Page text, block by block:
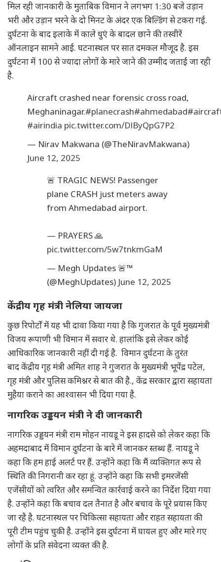
मिल रही जानकारी के मुताबिक विमान ने लगभग 1:30 बजे उड़ान
भरी और उड़ान भरने के दो मिनट के अंदर एक बिल्डिंग से टकरा गई.
दुर्घटना के बाद इलाके में काले धुएं के बादल छाने की तस्वीरें
ऑनलाइन सामने आईं. घटनास्थल पर सात दमकल मौजूद है. इस
दुर्घटना में 100 से ज्यादा लोगों के मारे जाने की उम्मीद जताई जा रही
है.
Aircraft crashed near forensic cross road,
Meghaninagar.#planecrash#ahmedabad
#airindia pic.twitter.com/DlByQpG7P2
— Nirav Makwana (@TheNiravMakwana)
June 12, 2025
🚨 TRAGIC NEWS! Passenger
plane CRASH just meters away
from Ahmedabad airport.
— PRAYERS 🙏
pic.twitter.com/5w7tnkmGaM
— Megh Updates 🚨™
(@MeghUpdates) June 12, 2025
केंद्रीय गृह मंत्री नेलिया जायजा
कुछ रिपोर्टों में यह भी दावा किया गया है कि गुजरात के पूर्व मुख्यमंत्री
विजय रूपाणी भी विमान में सवार थे. हालांकि इसे लेकर कोई
आधिकारिक जानकारी नहीं दी गई है. विमान दुर्घटना के तुरंत
बाद केंद्रीय गृह मंत्री अमित शाह ने गुजरात के मुख्यमंत्री भूपेंद्र पटेल,
गृह मंत्री और पुलिस कमिश्नर से बात की है., केंद्र सरकार द्वारा सहायता
मुहैया कराने का आश्वासन भी दिया गया है.
नागरिक उड्डयन मंत्री ने दी जानकारी
नागरिक उड्डयन मंत्री राम मोहन नायडू ने इस हादसे को लेकर कहा कि
अहमदाबाद में विमान दुर्घटना के बारे में जानकर स्तब्ध हैं. नायडू ने
कहा कि हम हाई अलर्ट पर हैं. उन्होंने कहा कि मैं व्यक्तिगत रूप से
स्थिति की निगरानी कर रहा हूं. उन्होंने कहा कि सभी इमरजेंसी
एजेंसीयों को त्वरित और समन्वित कार्रवाई करने का निर्देश दिया गया
है. उन्होंने कहा कि बचाव दल तैनात है और बचाव के पूरे प्रयास किए
जा रहै है. घटनास्थल पर चिकित्सा सहायता और राहत सहायता की
पूरी टीम पहुंच चुकी है. उन्होंने इस दुर्घटना में घायल हुए और मारे गए
लोगों के प्रति संवेदना व्यक्त की है.